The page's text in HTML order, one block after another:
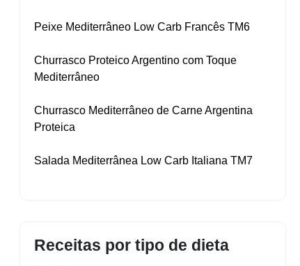
Peixe Mediterrâneo Low Carb Francês TM6
Churrasco Proteico Argentino com Toque
Mediterrâneo
Churrasco Mediterrâneo de Carne Argentina
Proteica
Salada Mediterrânea Low Carb Italiana TM7
Receitas por tipo de dieta